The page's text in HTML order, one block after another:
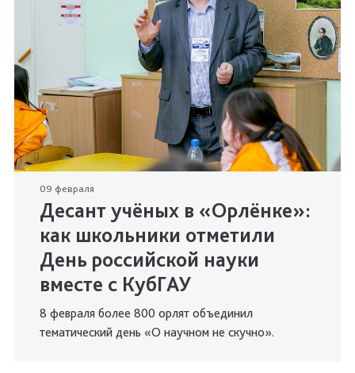
09 февраля
Десант учёных в «Орлёнке»:
как школьники отметили
День российской науки
вместе с КубГАУ
8 февраля более 800 орлят объединил
тематический день «О научном не скучно».